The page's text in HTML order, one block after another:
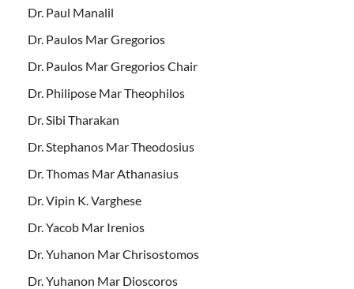
Dr. Paul Manalil
Dr. Paulos Mar Gregorios
Dr. Paulos Mar Gregorios Chair
Dr. Philipose Mar Theophilos
Dr. Sibi Tharakan
Dr. Stephanos Mar Theodosius
Dr. Thomas Mar Athanasius
Dr. Vipin K. Varghese
Dr. Yacob Mar Irenios
Dr. Yuhanon Mar Chrisostomos
Dr. Yuhanon Mar Dioscoros